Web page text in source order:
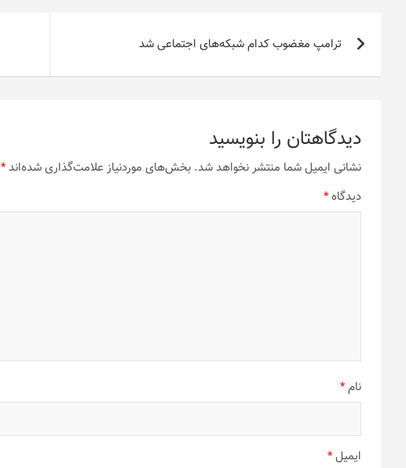
راهبری
نوشتهترامپ مغضوب کدام شبکه‌های اجتماعی شد
دیدگاهتان را بنویسید
نشانی ایمیل شما منتشر نخواهد شد. بخش‌های موردنیاز علامت‌گذاری شده‌اند*
دیدگاه*
نام*
ایمیل*